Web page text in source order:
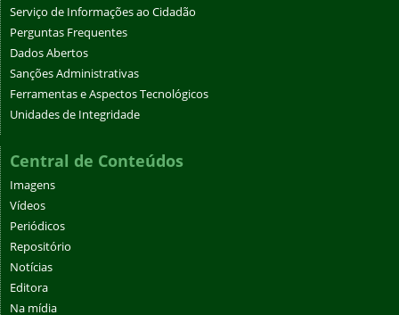
Serviço de Informações ao Cidadão
Perguntas Frequentes
Dados Abertos
Sanções Administrativas
Ferramentas e Aspectos Tecnológicos
Unidades de Integridade
Central de Conteúdos
Imagens
Vídeos
Periódicos
Repositório
Notícias
Editora
Na mídia